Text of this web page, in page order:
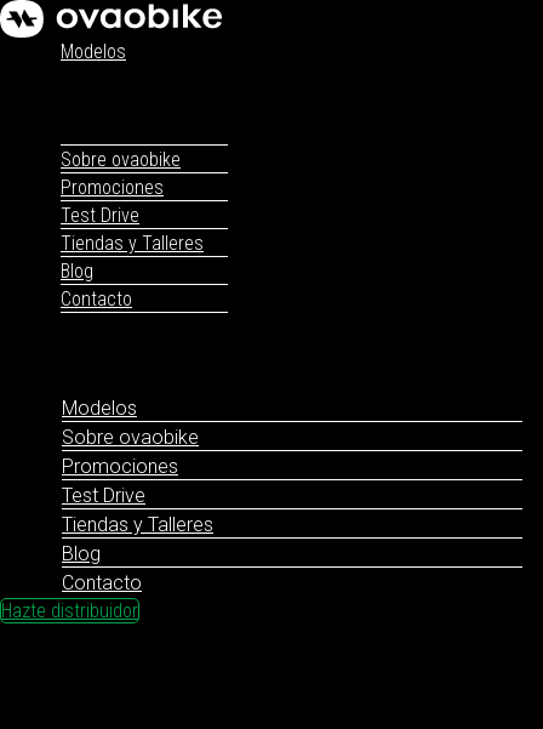
Modelos
Sobre ovaobike
Promociones
Test Drive
Tiendas y Talleres
Blog
Contacto
Modelos
Sobre ovaobike
Promociones
Test Drive
Tiendas y Talleres
Blog
Contacto
Hazte distribuidor